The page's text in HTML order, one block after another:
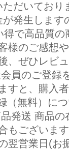
だいてお
発生しま
で高品質
様のご感想
、ぜひレビ
員のご登録
すと、購入
（無料）に
発送 商品
もございま
翌営業日(お